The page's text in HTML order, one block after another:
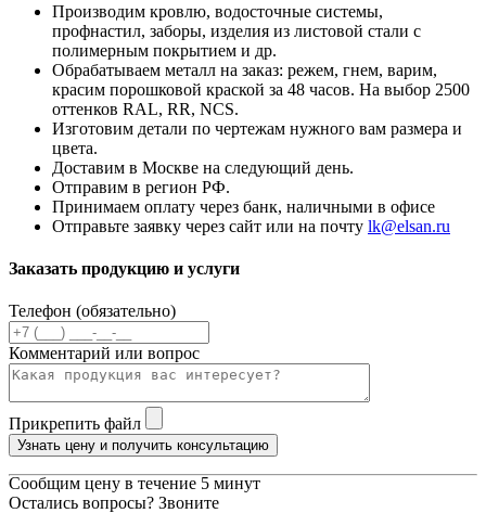
Производим кровлю, водосточные системы,
профнастил, заборы, изделия из листовой стали с
полимерным покрытием и др.
Обрабатываем металл на заказ: режем, гнем, варим,
красим порошковой краской за 48 часов. На выбор 2500
оттенков RAL, RR, NCS.
Изготовим детали по чертежам нужного вам размера и
цвета.
Доставим в Москве на следующий день.
Отправим в регион РФ.
Принимаем оплату через банк, наличными в офисе
Отправьте заявку через сайт или на почту lk@elsan.ru
Заказать продукцию и услуги
Телефон (обязательно)
Комментарий или вопрос
Прикрепить файл
Узнать цену и получить консультацию
Сообщим цену в течение 5 минут
Остались вопросы? Звоните